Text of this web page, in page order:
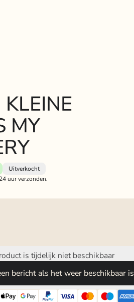
MY
Uitverkocht
uur verzonden.
is tijdelijk niet beschikbaar
bericht als het weer beschikbaar is